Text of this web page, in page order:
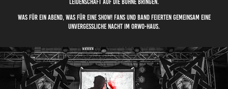
Leidenschaft auf die Bühne bringen.
Was für ein Abend, was für eine Show! Fans und Band feierten gemeinsam eine
unvergessliche Nacht im ORWO-Haus.